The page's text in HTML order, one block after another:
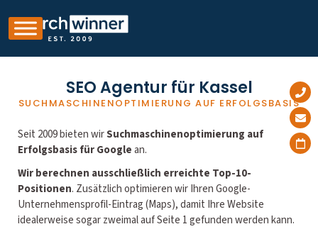
SEO Agentur für Kassel
SUCHMASCHINENOPTIMIERUNG AUF ERFOLGSBASIS
Seit 2009 bieten wirSuchmaschinenoptimierung auf
Erfolgsbasis für Googlean.
Wir berechnen ausschließlich erreichte Top-10-
Positionen. Zusätzlich optimieren wir Ihren Google-
Unternehmensprofil-Eintrag (Maps), damit Ihre Website
idealerweise sogar zweimal auf Seite 1 gefunden werden kann.